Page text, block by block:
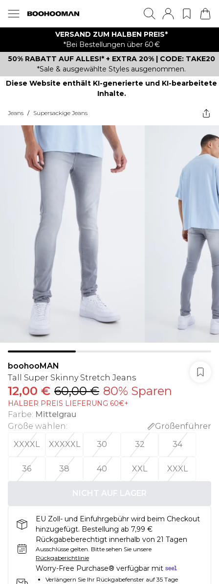
VERSAND ZUM HALBEN PREIS*
*Bei Bestellungen über 60 €
50% RABATT AUF ALLES!* + EXTRA 20% | CODE: TAKE20
*Sale & ausgewählte Styles ausgenommen.
Diese Website enthält KI-generierte und KI-bearbeitete
Inhalte.
Jeans / Supersackige Jeans
boohooMAN
Tall Super Skinny Stretch Jeans
12,00 € 60,00 € 80% Sparen
HALBER PREIS LIEFERUNG 60€+
Farbe: Mittelgrau
Größe wählen:
Größenführer
XXXXL
XXXXXL 30 32 34
36 38 40 XXL XXXL
NICHT AUF LAGER
EU Zoll- und Einfuhrgebühr wird beim Checkout
hinzugefügt. Bestellung ab 7,99 €
Rückgabeberechtigt innerhalb von 21 Tagen
Ausschlüsse gelten. Bitte sehen Sie unsere
Rückgaberichtlinie
Worry-Free Purchase® verfügbar mit
Verlängern Sie Ihr Rückgabefenster auf 35 Tage